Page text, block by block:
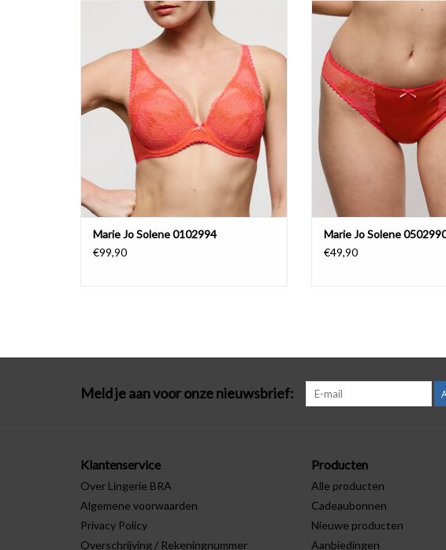
Voorgevormde plunge beha
Marie Jo Solene
Marie Jo Solene 0102994
€99,90
Rioslip
Marie Jo Solene
€49,90
Meld je aan voor onze nieuwsbrief:
Klantenservice
Over Lingerie BRA
Algemene voorwaarden
Privacy Policy
Overschrijving / Rekeningnummer
Producten
Alle producten
Cadeaubonnen
Nieuwe producten
Aanbiedingen